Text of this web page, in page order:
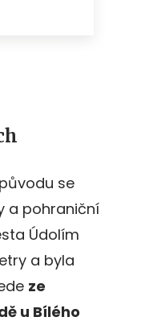
se
a pohraniční
Údolím
a byla
ze
u Bílého